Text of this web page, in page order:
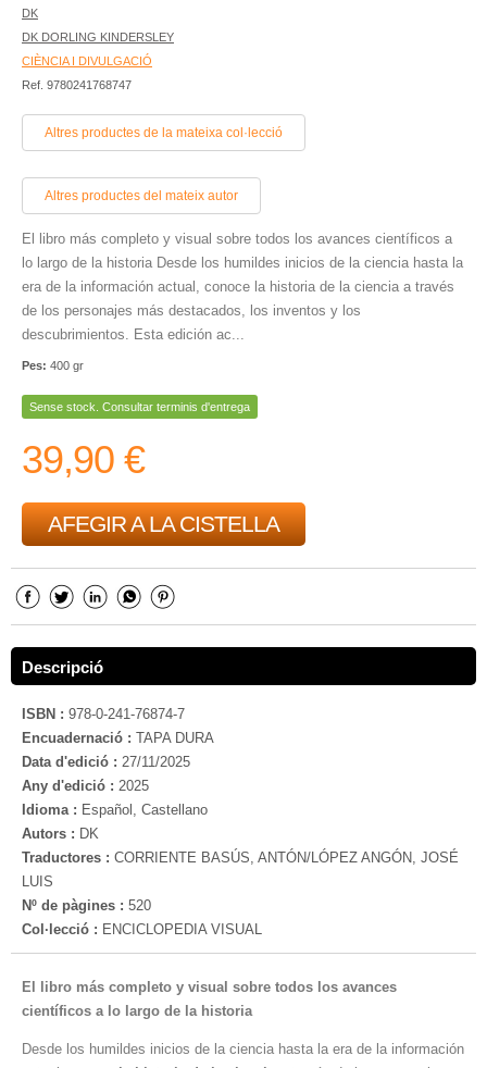
DK
DK DORLING KINDERSLEY
CIÈNCIA I DIVULGACIÓ
Ref. 9780241768747
Altres productes de la mateixa col·lecció
Altres productes del mateix autor
El libro más completo y visual sobre todos los avances científicos a
lo largo de la historia Desde los humildes inicios de la ciencia hasta la
era de la información actual, conoce la historia de la ciencia a través
de los personajes más destacados, los inventos y los
descubrimientos. Esta edición ac...
Pes: 400 gr
Sense stock. Consultar terminis d'entrega
39,90 €
AFEGIR A LA CISTELLA
Descripció
ISBN : 978-0-241-76874-7
Encuadernació : TAPA DURA
Data d'edició : 27/11/2025
Any d'edició : 2025
Idioma : Español, Castellano
Autors : DK
Traductores : CORRIENTE BASÚS, ANTÓN/LÓPEZ ANGÓN, JOSÉ
LUIS
Nº de pàgines : 520
Col·lecció : ENCICLOPEDIA VISUAL
El libro más completo y visual sobre todos los avances
científicos a lo largo de la historia
Desde los humildes inicios de la ciencia hasta la era de la información